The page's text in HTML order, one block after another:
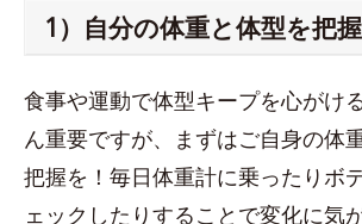
1）自分の体重と体型を把握
食事や運動で体型キープを心がけ
ん重要ですが、まずはご自身の体
把握を！毎日体重計に乗ったりボ
ェックしたりすることで変化に気